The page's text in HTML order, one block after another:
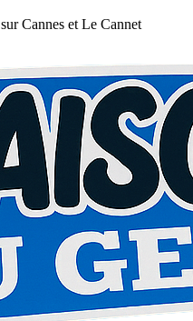
sur Cannes et Le Cannet